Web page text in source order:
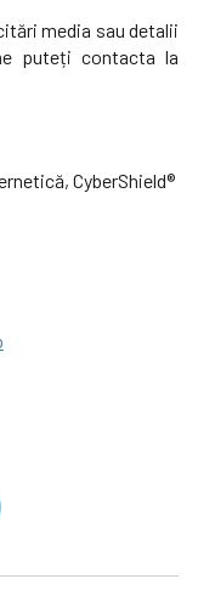
media sau detalii
puteți contacta la
CyberShield®